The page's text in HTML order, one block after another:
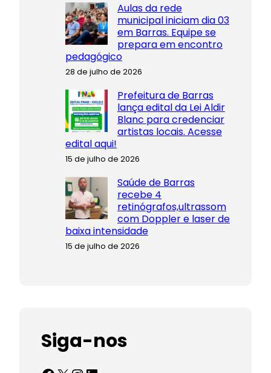
Aulas da rede
municipal iniciam dia 03
em Barras. Equipe se
prepara em encontro
pedagógico
28 de julho de 2026
Prefeitura de Barras
lança edital da Lei Aldir
Blanc para credenciar
artistas locais. Acesse
edital aqui!
15 de julho de 2026
Saúde de Barras
recebe 4
retinógrafos,ultrassom
com Doppler e laser de
baixa intensidade
15 de julho de 2026
Siga-nos